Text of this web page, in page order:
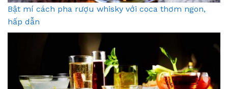
Bật mí cách pha rượu whisky với coca thơm ngon,
hấp dẫn